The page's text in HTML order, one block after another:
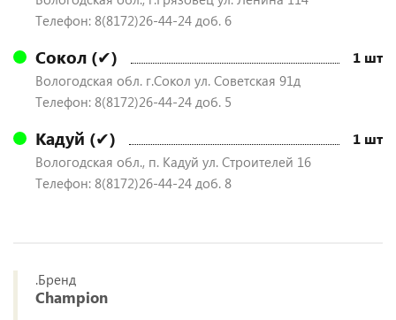
Телефон: 8(8172)26-44-24 доб. 6
Сокол (✔) 1 шт
Вологодская обл. г.Сокол ул. Советская 91д
Телефон: 8(8172)26-44-24 доб. 5
Кадуй (✔) 1 шт
Вологодская обл., п. Кадуй ул. Строителей 16
Телефон: 8(8172)26-44-24 доб. 8
.Бренд
Champion